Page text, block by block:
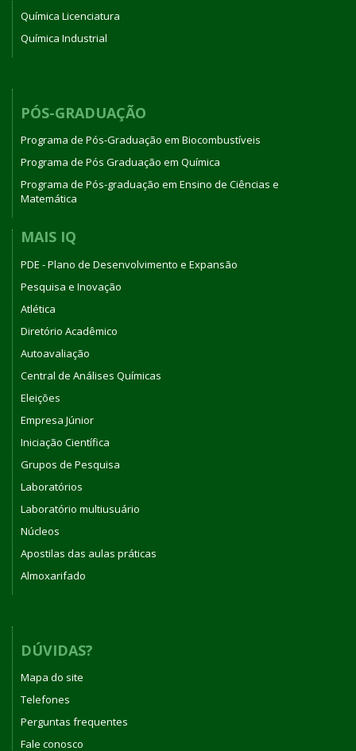
Química Licenciatura
Química Industrial
PÓS-GRADUAÇÃO
Programa de Pós-Graduação em Biocombustíveis
Programa de Pós Graduação em Química
Programa de Pós-graduação em Ensino de Ciências e
Matemática
MAIS IQ
PDE - Plano de Desenvolvimento e Expansão
Pesquisa e Inovação
Atlética
Diretório Acadêmico
Autoavaliação
Central de Análises Químicas
Eleições
Empresa Júnior
Iniciação Científica
Grupos de Pesquisa
Laboratórios
Laboratório multiusuário
Núcleos
Apostilas das aulas práticas
Almoxarifado
DÚVIDAS?
Mapa do site
Telefones
Perguntas frequentes
Fale conosco